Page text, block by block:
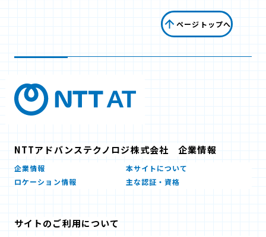
ページトップへ
NTTアドバンステクノロジ株式会社 企業情報
企業情報
本サイトについて
ロケーション情報
主な認証・資格
サイトのご利用について